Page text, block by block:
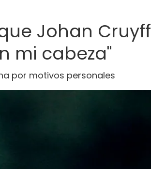
Johan Cruyff
mi cabeza"
por motivos personales